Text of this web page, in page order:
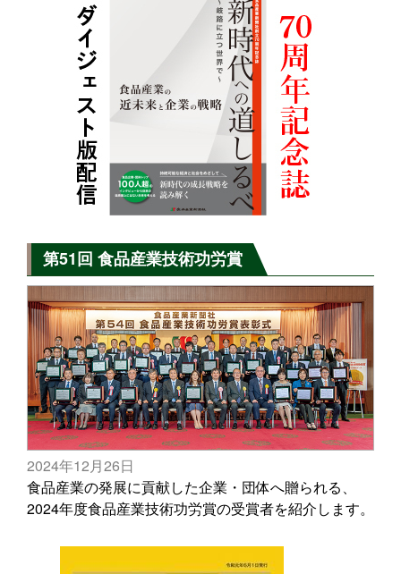
第51回 食品産業技術功労賞
2024年12月26日
食品産業の発展に貢献した企業・団体へ贈られる、
2024年度食品産業技術功労賞の受賞者を紹介します。